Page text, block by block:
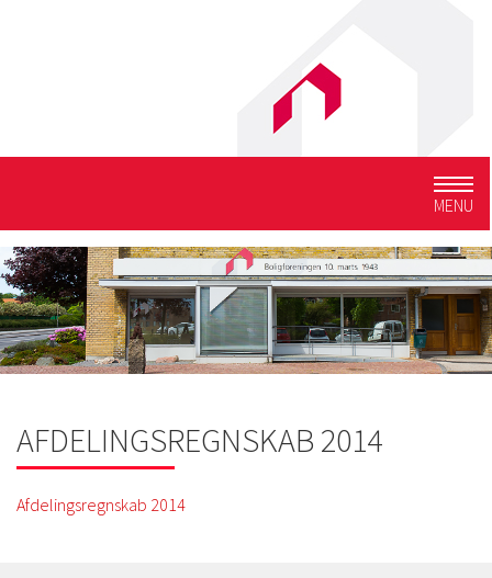
MENU
AFDELINGSREGNSKAB 2014
Afdelingsregnskab 2014